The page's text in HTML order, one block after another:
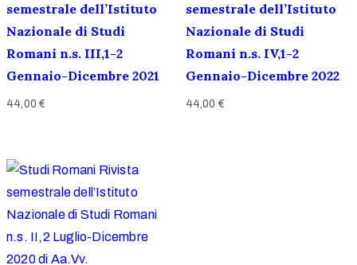
semestrale dell’Istituto
Nazionale di Studi
Romani n.s. III,1-2
Gennaio-Dicembre 2021
44,00€
semestrale dell’Istituto
Nazionale di Studi
Romani n.s. IV,1-2
Gennaio-Dicembre 2022
44,00 €